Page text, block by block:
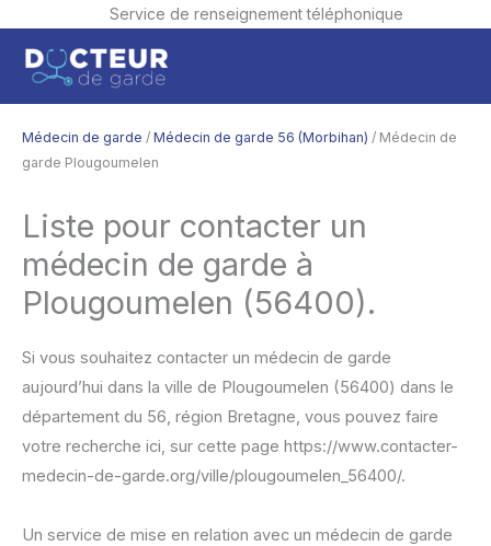
Service de renseignement téléphonique
contenu
Médecin de garde / Médecin de garde 56 (Morbihan) / Médecin de
garde Plougoumelen
Liste pour contacter un
médecin de garde à
Plougoumelen (56400).
Si vous souhaitez contacter un médecin de garde
aujourd’hui dans la ville de Plougoumelen (56400) dans le
département du 56, région Bretagne, vous pouvez faire
votre recherche ici, sur cette page https://www.contacter-
medecin-de-garde.org/ville/plougoumelen_56400/.
Un service de mise en relation avec un médecin de garde